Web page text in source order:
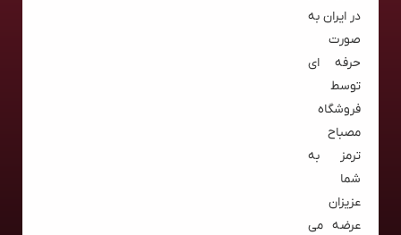
در ایران به
صورت
حرفه ای
توسط
فروشگاه
مصباح
ترمز به
شما
عزیزان
عرضه می